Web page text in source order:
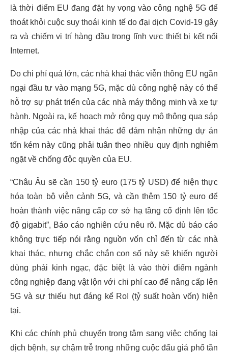
là thời điểm EU đang đặt hy vọng vào công nghệ 5G để
thoát khỏi cuộc suy thoái kinh tế do đại dịch Covid-19 gây
ra và chiếm vị trí hàng đầu trong lĩnh vực thiết bị kết nối
Internet.
Do chi phí quá lớn, các nhà khai thác viễn thông EU ngần
ngại đầu tư vào mạng 5G, mặc dù công nghệ này có thể
hỗ trợ sự phát triển của các nhà máy thông minh và xe tự
hành. Ngoài ra, kế hoạch mở rộng quy mô thông qua sáp
nhập của các nhà khai thác để đảm nhận những dự án
tốn kém này cũng phải tuân theo nhiều quy định nghiêm
ngặt về chống độc quyền của EU.
“Châu Âu sẽ cần 150 tỷ euro (175 tỷ USD) để hiện thực
hóa toàn bộ viễn cảnh 5G, và cần thêm 150 tỷ euro để
hoàn thành việc nâng cấp cơ sở hạ tầng cố định lên tốc
độ gigabit”, Báo cáo nghiên cứu nêu rõ. Mặc dù báo cáo
không trực tiếp nói rằng nguồn vốn chỉ đến từ các nhà
khai thác, nhưng chắc chắn con số này sẽ khiến người
dùng phải kinh ngạc, đặc biệt là vào thời điểm ngành
công nghiệp đang vật lộn với chi phí cao để nâng cấp lên
5G và sự thiếu hụt đáng kể RoI (tỷ suất hoàn vốn) hiện
tại.
Khi các chính phủ chuyển trọng tâm sang việc chống lại
dịch bệnh, sự chậm trễ trong những cuộc đấu giá phổ tần